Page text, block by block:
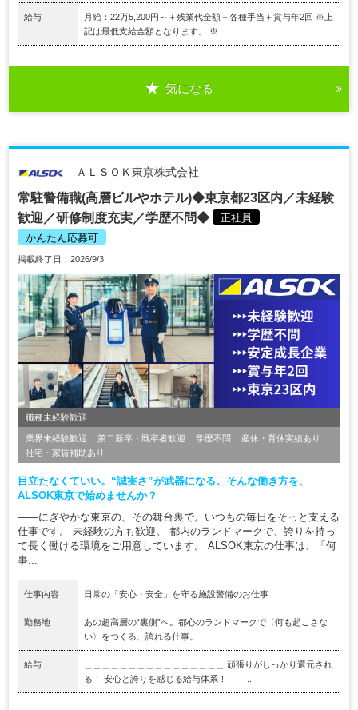
給与
月給：22万5,200円～＋残業代全額＋各種手当＋賞与年2回 ※上
記は最低支給金額となります。 ※...
気になる
ＡＬＳＯＫ東京株式会社
常駐警備職(高層ビルやホテル)◆東京都23区内／未経験
歓迎／研修制度充実／学歴不問◆
正社員
かんたん応募可
掲載終了日：2026/9/3
職種未経験歓迎
業界未経験歓迎 第二新卒・既卒者歓迎 学歴不問
産休・育休実績あり
社宅・家賃補助あり
目立たなくていい。“誠実さ”が武器になる。そんな働き方を、
ALSOK東京で始めませんか？
――にぎやかな東京の、その舞台裏で。いつもの毎日をそっと支える
仕事です。 未経験の方も歓迎。 都内のランドマークで、誇りを持っ
て長く働ける環境をご用意しています。 ALSOK東京の仕事は、「何
事...
仕事内容 日常の「安心・安全」を守る施設警備のお仕事
勤務地
あの超高層の“裏側”へ。都心のランドマークで〈何も起こさな
い〉をつくる、誇れる仕事。
給与
＿＿＿＿＿＿＿＿＿＿＿＿＿＿＿＿ 頑張りがしっかり還元され
る！ 安心と誇りを感じる給与体系！ ￣￣...